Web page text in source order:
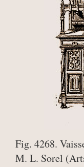
Fig. 4268.
M. L. Sorel